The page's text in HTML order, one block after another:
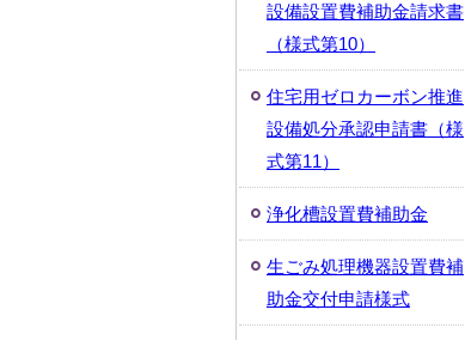
設備設置費補助金請求書
（様式第10）
住宅用ゼロカーボン推進
設備処分承認申請書（様
式第11）
浄化槽設置費補助金
生ごみ処理機器設置費補
助金交付申請様式